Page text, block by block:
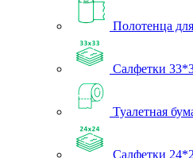
Полотенца
Салфетки
Туалетная
Салфетки